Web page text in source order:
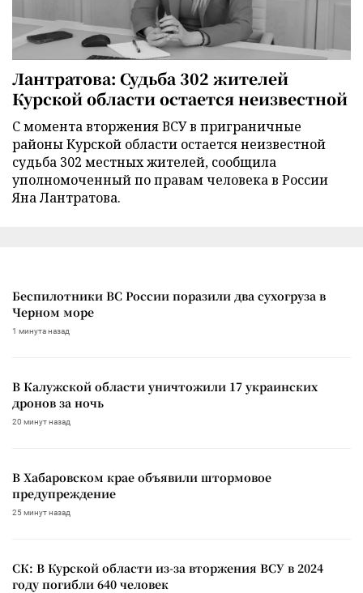
Лантратова: Судьба 302 жителей
Курской области остается неизвестной
С момента вторжения ВСУ в приграничные
районы Курской области остается неизвестной
судьба 302 местных жителей, сообщила
уполномоченный по правам человека в России
Яна Лантратова.
Беспилотники ВС России поразили два сухогруза в
Черном море
1 минута назад
В Калужской области уничтожили 17 украинских
дронов за ночь
20 минут назад
В Хабаровском крае объявили штормовое
предупреждение
25 минут назад
СК: В Курской области из-за вторжения ВСУ в 2024
году погибли 640 человек